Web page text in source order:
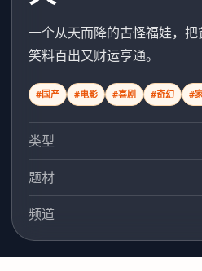
一个从天而降的古怪福娃，
笑料百出又财运亨通。
#国产 #电影 #喜剧 #奇幻 #
类型
题材
频道